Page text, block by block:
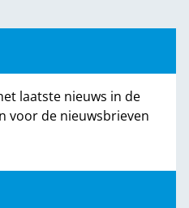
laatste nieuws in de
voor de nieuwsbrieven